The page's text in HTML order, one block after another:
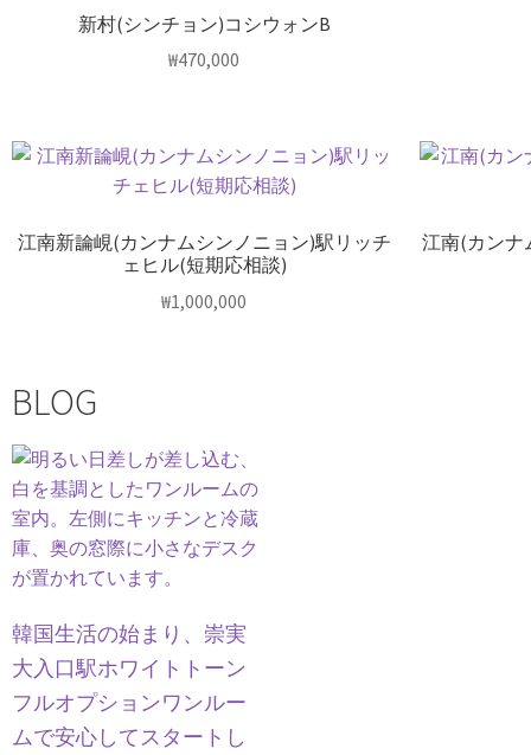
新村(シンチョン)コシウォンB
₩470,000
江南新論峴(カンナムシンノニョン)駅リッチ
ェヒル(短期応相談)
₩1,000,000
江南(カンナ
BLOG
韓国生活の始まり、崇実
大入口駅ホワイトトーン
フルオプションワンルー
ムで安心してスタートし